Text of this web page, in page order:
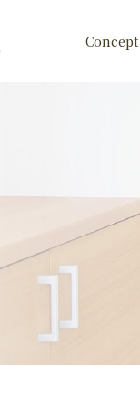
Concept